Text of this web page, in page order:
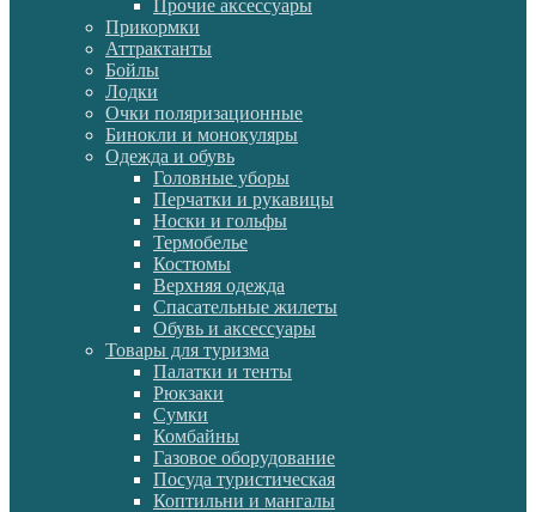
Прочие аксессуары
Прикормки
Аттрактанты
Бойлы
Лодки
Очки поляризационные
Бинокли и монокуляры
Одежда и обувь
Головные уборы
Перчатки и рукавицы
Носки и гольфы
Термобелье
Костюмы
Верхняя одежда
Спасательные жилеты
Обувь и аксессуары
Товары для туризма
Палатки и тенты
Рюкзаки
Сумки
Комбайны
Газовое оборудование
Посуда туристическая
Коптильни и мангалы